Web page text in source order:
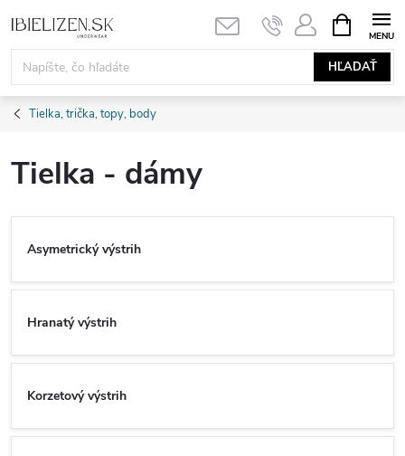
na
obsah
HĽADAŤ
KOŠÍK
Tielka, trička, topy, body
Tielka - dámy
Asymetrický výstrih
Hranatý výstrih
Korzetový výstrih